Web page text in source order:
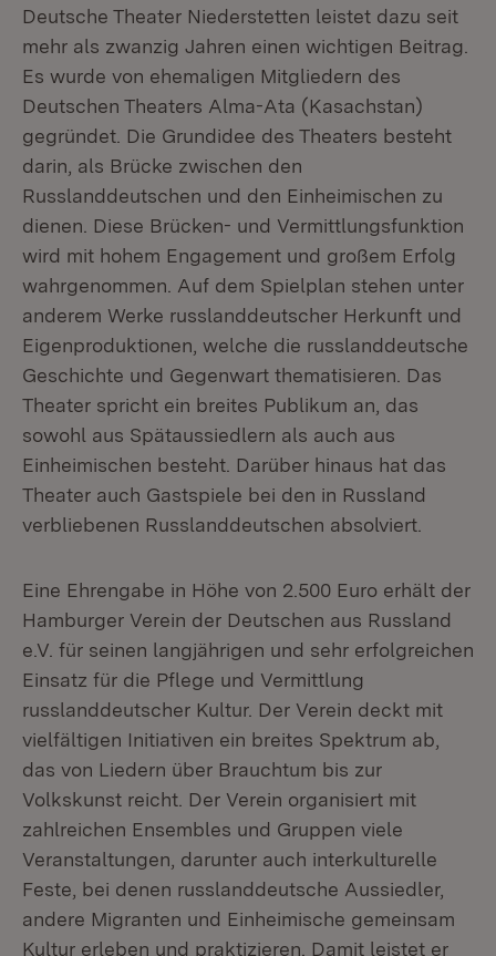
Deutsche Theater Niederstetten leistet dazu seit
mehr als zwanzig Jahren einen wichtigen Beitrag.
Es wurde von ehemaligen Mitgliedern des
Deutschen Theaters Alma-Ata (Kasachstan)
gegründet. Die Grundidee des Theaters besteht
darin, als Brücke zwischen den
Russlanddeutschen und den Einheimischen zu
dienen. Diese Brücken- und Vermittlungsfunktion
wird mit hohem Engagement und großem Erfolg
wahrgenommen. Auf dem Spielplan stehen unter
anderem Werke russlanddeutscher Herkunft und
Eigenproduktionen, welche die russlanddeutsche
Geschichte und Gegenwart thematisieren. Das
Theater spricht ein breites Publikum an, das
sowohl aus Spätaussiedlern als auch aus
Einheimischen besteht. Darüber hinaus hat das
Theater auch Gastspiele bei den in Russland
verbliebenen Russlanddeutschen absolviert.
Eine Ehrengabe in Höhe von 2.500 Euro erhält der
Hamburger Verein der Deutschen aus Russland
e.V. für seinen langjährigen und sehr erfolgreichen
Einsatz für die Pflege und Vermittlung
russlanddeutscher Kultur. Der Verein deckt mit
vielfältigen Initiativen ein breites Spektrum ab,
das von Liedern über Brauchtum bis zur
Volkskunst reicht. Der Verein organisiert mit
zahlreichen Ensembles und Gruppen viele
Veranstaltungen, darunter auch interkulturelle
Feste, bei denen russlanddeutsche Aussiedler,
andere Migranten und Einheimische gemeinsam
Kultur erleben und praktizieren. Damit leistet er